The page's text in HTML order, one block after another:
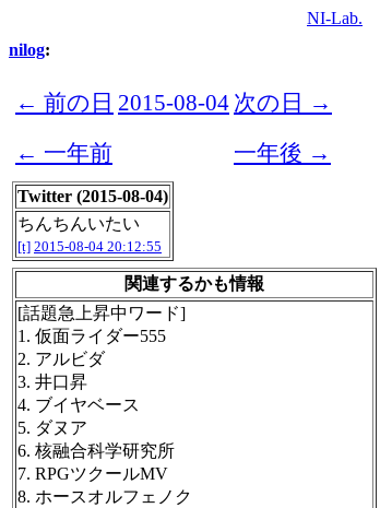
NI-Lab.
nilog:
← 前の日 2015-08-04 次の日 →
← 一年前
一年後 →
Twitter (2015-08-04)
ちんちんいたい
[t] 2015-08-04 20:12:55
関連するかも情報
[話題急上昇中ワード]
1. 仮面ライダー555
2. アルビダ
3. 井口昇
4. ブイヤベース
5. ダヌア
6. 核融合科学研究所
7. RPGツクールMV
8. ホースオルフェノク